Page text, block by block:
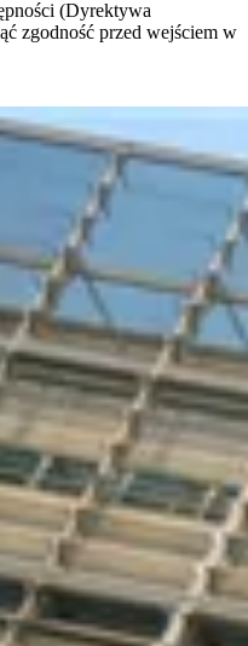
(Dyrektywa
zgodność przed wejściem w